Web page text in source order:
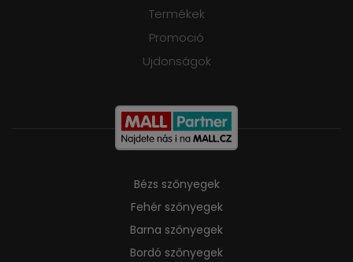
Termékek
Promoció
Ujdonságok
Bézs szőnyegek
Fehér szőnyegek
Barna szőnyegek
Bordó szőnyegek